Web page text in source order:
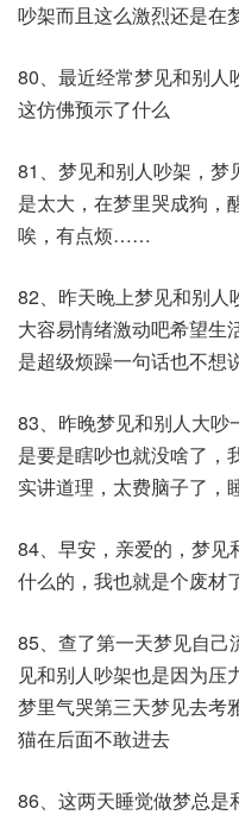
吵架而且这么激烈还是在
80、最近经常梦见和别人
这仿佛预示了什么​
81、梦见和别人吵架，
是太大，在梦里哭成狗
唉，有点烦……​
82、昨天晚上梦见和别人
大容易情绪激动吧希望生
是超级烦躁一句话也不想
83、昨晚梦见和别人大吵
是要是瞎吵也就没啥了，
实讲道理，太费脑子了，
84、早安，亲爱的，梦见
什么的，我也就是个废材
85、查了第一天梦见自己
见和别人吵架也是因为压
梦里气哭第三天梦见去考
猫在后面不敢进去
86、这两天睡觉做梦总是